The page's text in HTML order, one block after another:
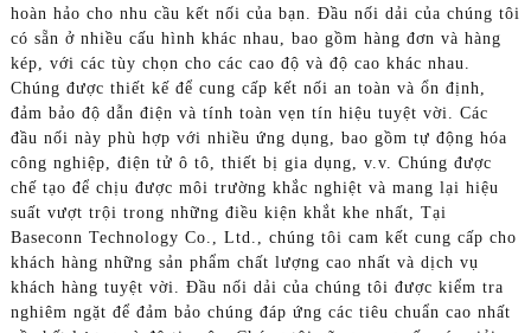
hoàn hảo cho nhu cầu kết nối của bạn. Đầu nối dải của chúng tôi
có sẵn ở nhiều cấu hình khác nhau, bao gồm hàng đơn và hàng
kép, với các tùy chọn cho các cao độ và độ cao khác nhau.
Chúng được thiết kế để cung cấp kết nối an toàn và ổn định,
đảm bảo độ dẫn điện và tính toàn vẹn tín hiệu tuyệt vời. Các
đầu nối này phù hợp với nhiều ứng dụng, bao gồm tự động hóa
công nghiệp, điện tử ô tô, thiết bị gia dụng, v.v. Chúng được
chế tạo để chịu được môi trường khắc nghiệt và mang lại hiệu
suất vượt trội trong những điều kiện khắt khe nhất, Tại
Baseconn Technology Co., Ltd., chúng tôi cam kết cung cấp cho
khách hàng những sản phẩm chất lượng cao nhất và dịch vụ
khách hàng tuyệt vời. Đầu nối dải của chúng tôi được kiểm tra
nghiêm ngặt để đảm bảo chúng đáp ứng các tiêu chuẩn cao nhất